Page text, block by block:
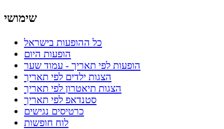
שימושי
כל ההופעות בישראל
הופעות היום
הופעות לפי תאריך - עמוד שער
הצגות ילדים לפי תאריך
הצגות תיאטרון לפי תאריך
סטנדאפ לפי תאריך
כרטיסים נגישים
לוח חופשות